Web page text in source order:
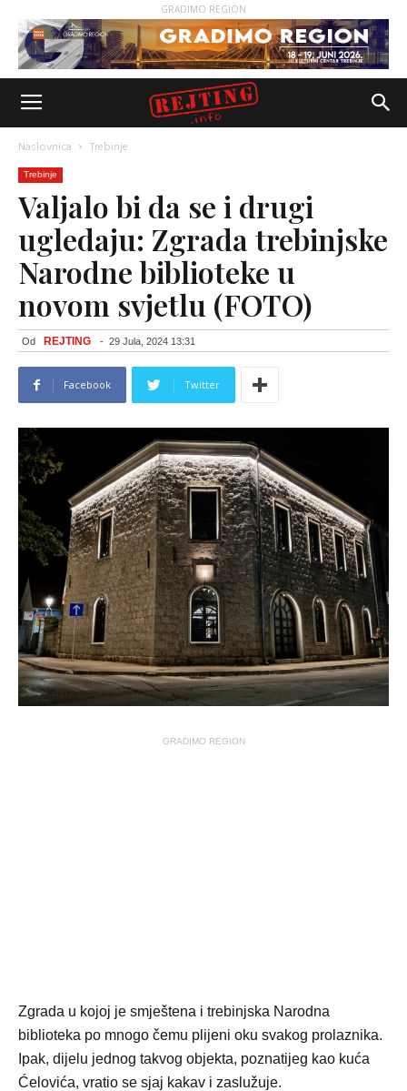
GRADIMO REGION
Naslovnica Trebinje
Trebinje
Valjalo bi da se i drugi
ugledaju: Zgrada trebinjske
Narodne biblioteke u
novom svjetlu (FOTO)
Od REJTING - 29 Jula, 2024 13:31
Facebook Twitter
GRADIMO REGION
Zgrada u kojoj je smještena i trebinjska Narodna
biblioteka po mnogo čemu plijeni oku svakog prolaznika.
Ipak, dijelu jednog takvog objekta, poznatijeg kao kuća
Ćelovića, vratio se sjaj kakav i zaslužuje.